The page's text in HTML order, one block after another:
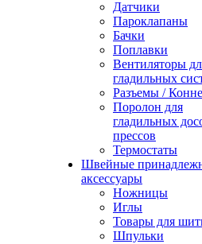
Датчики
Пароклапаны
Бачки
Поплавки
Вентиляторы
гладильных
Разъемы /
Поролон для
гладильных
прессов
Термостаты
Швейные
аксессуары
Ножницы
Иглы
Товары для
Шпульки